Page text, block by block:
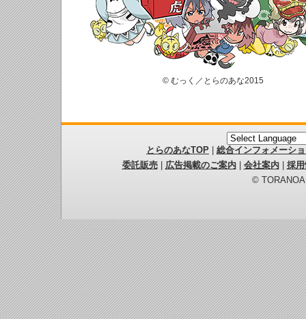
© むっく／とらのあな2015
とらのあなTOP
総合インフォメーシ
委託販売| 広告掲載のご案内| 会社案内| 採
©